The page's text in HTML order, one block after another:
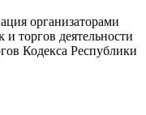
организаторами
и торгов деятельности
Кодекса Республики